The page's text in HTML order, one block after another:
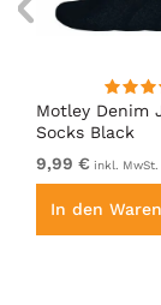
Motley Denim
Socks Black
9,99 € inkl. MwSt.
In den